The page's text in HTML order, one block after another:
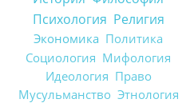
Психология Религия
Экономика Политика
Социология Мифология
Идеология Право
Мусульманство Этнология